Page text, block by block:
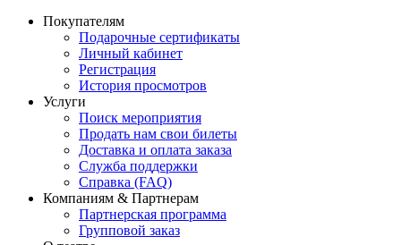
Покупателям
Подарочные сертификаты
Личный кабинет
Регистрация
История просмотров
Услуги
Поиск мероприятия
Продать нам свои билеты
Доставка и оплата заказа
Служба поддержки
Справка (FAQ)
Компаниям & Партнерам
Партнерская программа
Групповой заказ